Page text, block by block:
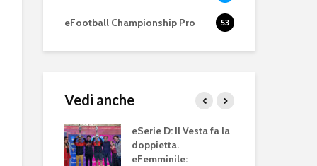
eFootball Championship Pro 53
Vedi anche
eSerie D: Il Vesta fa la
doppietta.
eFemminile:
perfetto: Cross-
Platform, Cross-
Gen, Free-to-play.